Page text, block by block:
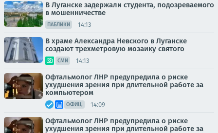
В Луганске задержали студента, подозреваемого
в мошенничестве
ПАБЛИКИ 14:13
В храме Александра Невского в Луганске
создают трехметровую мозаику святого
СМИ 14:13
Офтальмолог ЛНР предупредила о риске
ухудшения зрения при длительной работе за
компьютером
ОФИЦ. 14:09
Офтальмолог ЛНР предупредила о риске
ухудшения зрения при длительной работе за